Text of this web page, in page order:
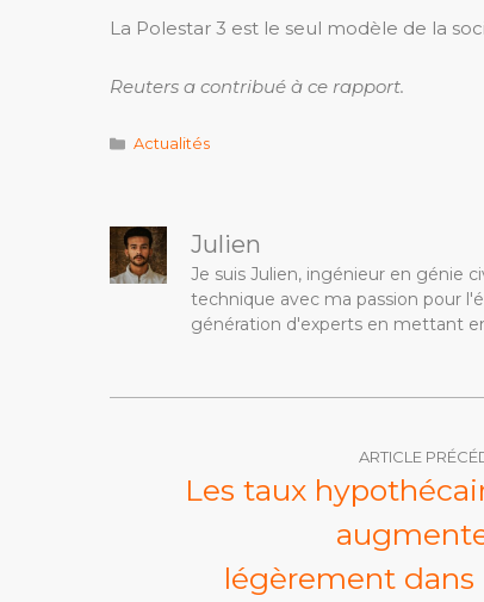
La Polestar 3 est le seul modèle de la
Reuters a contribué à ce rapport.
Catégories
Actualités
Julien
Je suis Julien, ingénieur en génie
technique avec ma passion pour
génération d'experts en mettant
ARTICLE
Les taux
légèrement dans